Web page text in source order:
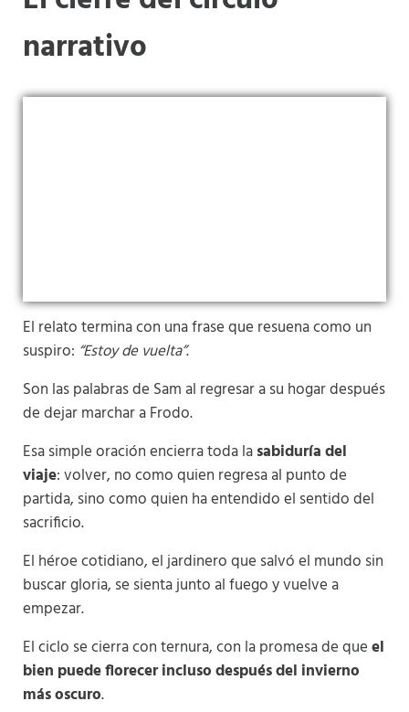
narrativo
El relato termina con una frase que resuena como un
suspiro: “Estoy de vuelta”.
Son las palabras de Sam al regresar a su hogar después
de dejar marchar a Frodo.
Esa simple oración encierra toda lasabiduría del
viaje: volver, no como quien regresa al punto de
partida, sino como quien ha entendido el sentido del
sacrificio.
El héroe cotidiano, el jardinero que salvó el mundo sin
buscar gloria, se sienta junto al fuego y vuelve a
empezar.
El ciclo se cierra con ternura, con la promesa de queel
bien puede florecer incluso después del invierno
más oscuro.